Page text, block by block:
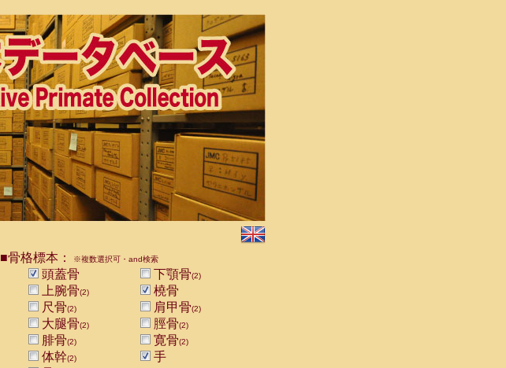
■骨格標本： ※複数選択可・and検索
頭蓋骨 下顎骨(2)
上腕骨(2)
橈骨
尺骨(2) 肩甲骨(2)
大腿骨(2) 脛骨(2)
腓骨(2) 寛骨(2)
体幹(2)
手